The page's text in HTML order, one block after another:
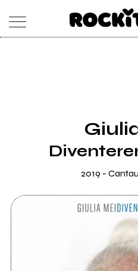
RADIO
2019 -